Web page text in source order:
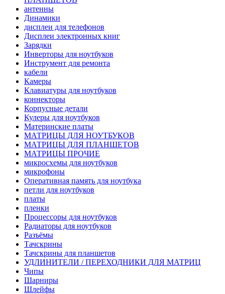
антенны
Динамики
дисплеи для телефонов
Дисплеи электронных книг
Зарядки
Инверторы для ноутбуков
Инструмент для ремонта
кабели
Камеры
Клавиатуры для ноутбуков
коннекторы
Корпусные детали
Кулеры для ноутбуков
Материнские платы
МАТРИЦЫ ДЛЯ НОУТБУКОВ
МАТРИЦЫ ДЛЯ ПЛАНШЕТОВ
МАТРИЦЫ ПРОЧИЕ
микросхемы для ноутбуков
микрофоны
Оперативная память для ноутбука
петли для ноутбуков
платы
пленки
Процессоры для ноутбуков
Радиаторы для ноутбуков
Разъёмы
Тачскрины
Тачскрины для планшетов
УДЛИНИТЕЛИ / ПЕРЕХОДНИКИ ДЛЯ МАТРИЦ
Чипы
Шарниры
Шлейфы